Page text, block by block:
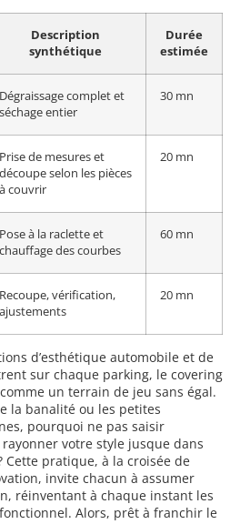
Description
synthétique
Durée
estimée
Dégraissage complet et
séchage entier
30 mn
Prise de mesures et
découpe selon les pièces
à couvrir
20 mn
Pose à la raclette et
chauffage des courbes
60 mn
Recoupe, vérification,
ajustements
20 mn
d’esthétique automobile et de
sur chaque parking, le covering
un terrain de jeu sans égal.
la banalité ou les petites
pourquoi ne pas saisir
votre style jusque dans
Cette pratique, à la croisée de
invite chacun à assumer
réinventant à chaque instant les
Alors, prêt à franchir le